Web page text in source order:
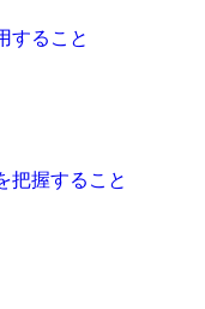
すること
把握すること